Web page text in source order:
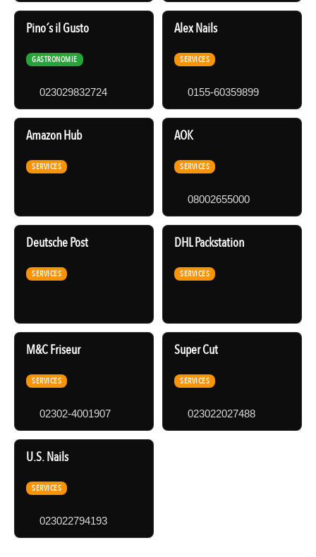
GASTRONOMIE
Pino´s il Gusto
023029832724
SERVICES
Alex Nails
0155-60359899
SERVICES
Amazon Hub
SERVICES
AOK
08002655000
SERVICES
Deutsche Post
SERVICES
DHL Packstation
SERVICES
M&C Friseur
02302-4001907
SERVICES
Super Cut
023022027488
SERVICES
U.S. Nails
023022794193